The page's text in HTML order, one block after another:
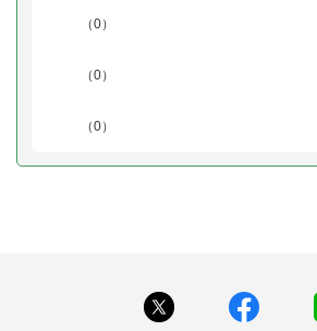
（0）
（0）
（0）